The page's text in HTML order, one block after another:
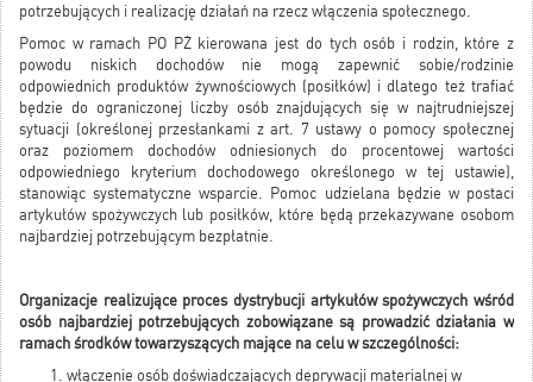
potrzebujących i realizację działań na rzecz włączenia społecznego.
Pomoc w ramach PO PŻ kierowana jest do tych osób i rodzin, które z
powodu niskich dochodów nie mogą zapewnić sobie/rodzinie
odpowiednich produktów żywnościowych (posiłków) i dlatego też trafiać
będzie do ograniczonej liczby osób znajdujących się w najtrudniejszej
sytuacji (określonej przesłankami z art. 7 ustawy o pomocy społecznej
oraz poziomem dochodów odniesionych do procentowej wartości
odpowiedniego kryterium dochodowego określonego w tej ustawie),
stanowiąc systematyczne wsparcie. Pomoc udzielana będzie w postaci
artykułów spożywczych lub posiłków, które będą przekazywane osobom
najbardziej potrzebującym bezpłatnie.
Organizacje realizujące proces dystrybucji artykułów spożywczych wśród
osób najbardziej potrzebujących zobowiązane są prowadzić działania w
ramach środków towarzyszących mające na celu w szczególności:
włączenie osób doświadczających deprywacji materialnej w